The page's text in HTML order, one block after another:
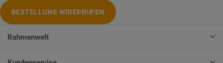
BESTELLUNG WIDERRUFEN
Rahmenwelt